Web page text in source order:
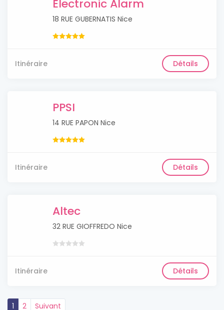
Electronic Alarm
18 RUE GUBERNATIS Nice
Itinéraire Détails
PPSI
14 RUE PAPON Nice
Itinéraire Détails
Altec
32 RUE GIOFFREDO Nice
Itinéraire Détails
1 2 Suivant